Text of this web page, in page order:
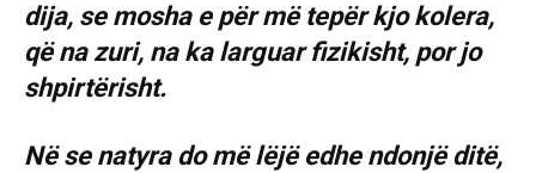
dija, se mosha e për më tepër kjo kolera,
që na zuri, na ka larguar fizikisht, por jo
shpirtërisht.
Në se natyra do më lëjë edhe ndonjë ditë,